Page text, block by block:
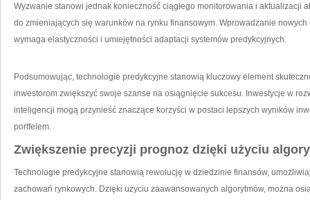
Wyzwanie stanowi jednak ⁢konieczność ciągłego monitorowania i aktualizacji
do zmieniających ‌się‌ warunków na⁤ rynku finansowym. Wprowadzanie⁤
wymaga elastyczności ‌i umiejętności adaptacji systemów predykcyjnych.
Podsumowując, technologie predykcyjne stanowią‌ kluczowy element
inwestorom zwiększyć swoje szanse na osiągnięcie sukcesu. Inwestycje w
inteligencji mogą⁣ przynieść znaczące ⁣korzyści ​w postaci lepszych wyników
‍portfelem.
Zwiększenie precyzji prognoz‍ dzięki użyciu
Technologie predykcyjne‍ stanowią‌ rewolucję w dziedzinie​ finansów,
zachowań rynkowych. Dzięki użyciu zaawansowanych algorytmów, można